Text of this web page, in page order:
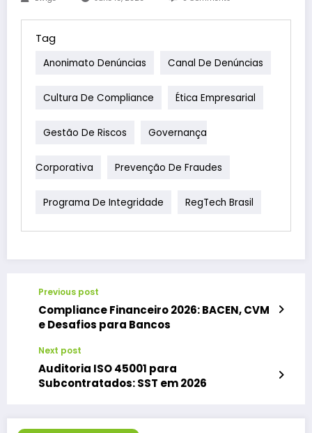
Tag
Anonimato Denúncias Canal De Denúncias
Cultura De Compliance Ética Empresarial
Gestão De Riscos Governança
Corporativa Prevenção De Fraudes
Programa De Integridade RegTech Brasil
Previous post
Compliance Financeiro 2026: BACEN, CVM
e Desafios para Bancos
Next post
Auditoria ISO 45001 para
Subcontratados: SST em 2026